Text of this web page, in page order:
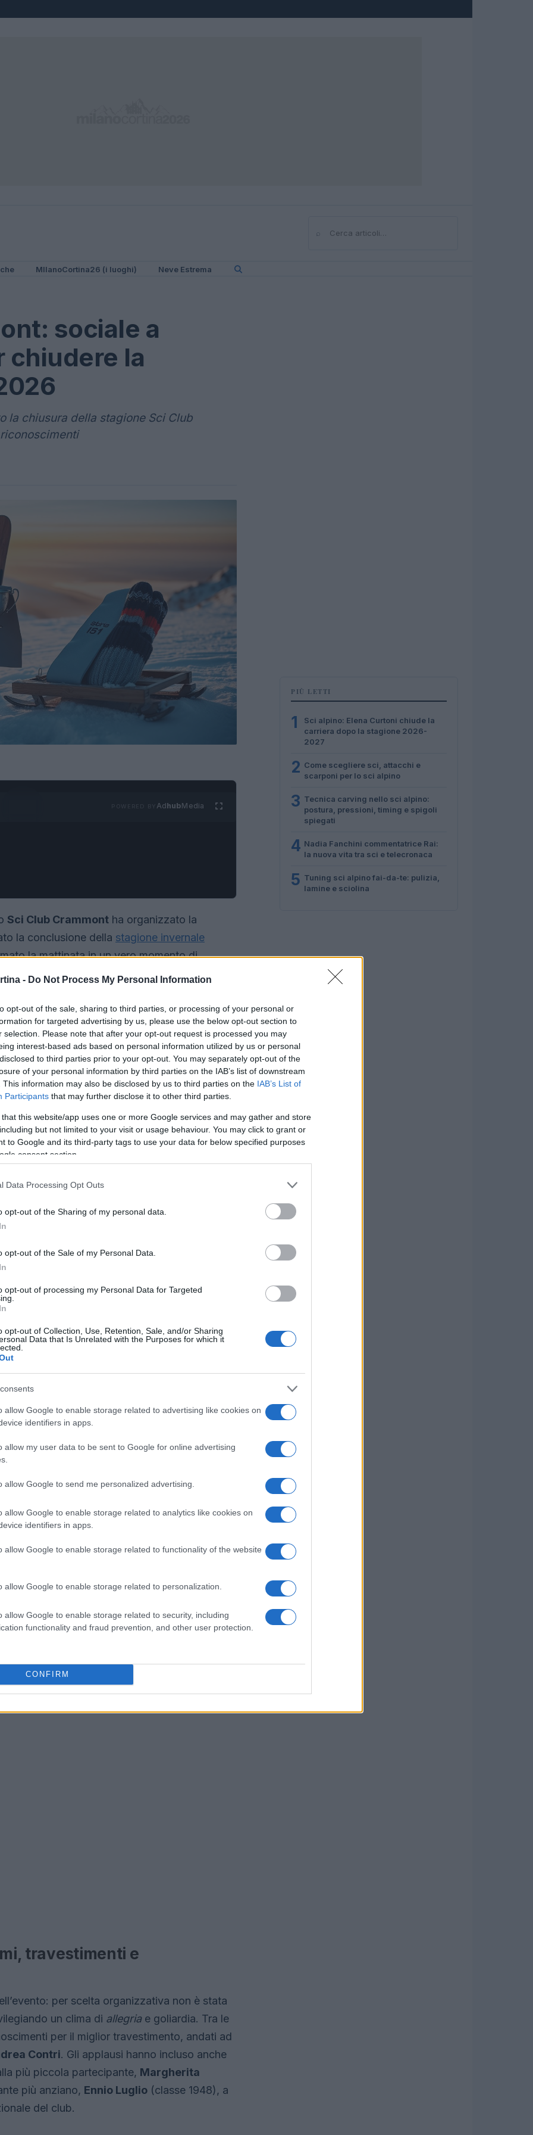
- Do Not Process My Personal Information
opt-out of the sale, sharing to third parties, or processing of your personal or
for targeted advertising by us, please use the below opt-out section to
selection. Please note that after your opt-out request is processed you may
interest-based ads based on personal information utilized by us or personal
to third parties prior to your opt-out. You may separately opt-out of the
of your personal information by third parties on the IAB’s list of downstream
This information may also be disclosed by us to third parties on the IAB’s List of
Participants that may further disclose it to other third parties.
that this website/app uses one or more Google services and may gather and store
but not limited to your visit or usage behaviour. You may click to grant or
to Google and its third-party tags to use your data for below specified purposes
consent section.
Data Processing Opt Outs
opt-out of the Sharing of my personal data.
opt-out of the Sale of my Personal Data.
opt-out of processing my Personal Data for Targeted
opt-out of Collection, Use, Retention, Sale, and/or Sharing
Data that Is Unrelated with the Purposes for which it
allow Google to enable storage related to advertising like cookies on
identifiers in apps.
allow my user data to be sent to Google for online advertising
allow Google to send me personalized advertising.
allow Google to enable storage related to analytics like cookies on
identifiers in apps.
allow Google to enable storage related to functionality of the website
allow Google to enable storage related to personalization.
allow Google to enable storage related to security, including
functionality and fraud prevention, and other user protection.
CONFIRM
⌕Cerca
MIlanoCortina26 (i luoghi) Neve Estrema
sociale a
chiudere la
la chiusura della stagione Sci Club
AdhubMedia
Sci Club Crammont ha organizzato la
la conclusione della stagione invernale
la mattinata in un vero momento di
e famiglie hanno condiviso la neve e
la capacità del club di aggregare sportivi e
tecnica ma anche un’occasione per
In un incontro informale è stato
un’attenzione particolare alle trasferte e alle
Per il presidente Ottavio Bieller la stagione
di sessioni a
collaborazione con preparatori internazionali.
di allenamento
stagione caratterizzata da numerose
quelle svolte a
si è allenata anche
ha rappresentato un valore aggiunto
tecnico e crescita competitiva in vista
dei percorsi condivisi
dialogo con professionisti comeMatteo Joris
migliorare la qualità degli allenamenti e
L’approccio sottolinea come
integrante di una strategia più ampia, orientata
iscritti.
travestimenti e
per scelta organizzativa non è stata
un clima di allegriae goliardia. Tra le
per il miglior travestimento, andati ad
Contri. Gli applausi hanno incluso anche
più piccola partecipante, Margherita
più anziano, Ennio Luglio (classe 1948), a
del club.
PIÙ LETTI
1
Sci alpino: Elena Curtoni chiude la
carriera dopo la stagione 2026-
2027
2 Come scegliere sci, attacchi e
scarponi per lo sci alpino
3 Tecnica carving nello sci alpino:
postura, pressioni, timing e spigoli
spiegati
4 Nadia Fanchini commentatrice Rai:
la nuova vita tra sci e telecronaca
5 Tuning sci alpino fai-da-te: pulizia,
lamine e sciolina